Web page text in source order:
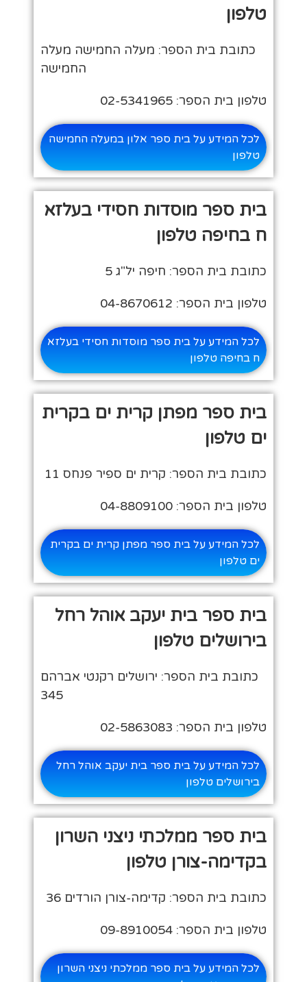
טלפון
כתובת בית הספר: מעלה החמישה מעלה
החמישה
טלפון בית הספר: 02-5341965
לכל המידע על בית ספר אלון במעלה החמישה
טלפון
בית ספר מוסדות חסידי בעלזא
ח בחיפה טלפון
כתובת בית הספר: חיפה יל"ג 5
טלפון בית הספר: 04-8670612
לכל המידע על בית ספר מוסדות חסידי בעלזא
ח בחיפה טלפון
בית ספר מפתן קרית ים בקרית
ים טלפון
כתובת בית הספר: קרית ים ספיר פנחס 11
טלפון בית הספר: 04-8809100
לכל המידע על בית ספר מפתן קרית ים בקרית
ים טלפון
בית ספר בית יעקב אוהל רחל
בירושלים טלפון
כתובת בית הספר: ירושלים רקנטי אברהם
345
טלפון בית הספר: 02-5863083
לכל המידע על בית ספר בית יעקב אוהל רחל
בירושלים טלפון
בית ספר ממלכתי ניצני השרון
בקדימה-צורן טלפון
כתובת בית הספר: קדימה-צורן הורדים 36
טלפון בית הספר: 09-8910054
לכל המידע על בית ספר ממלכתי ניצני השרון